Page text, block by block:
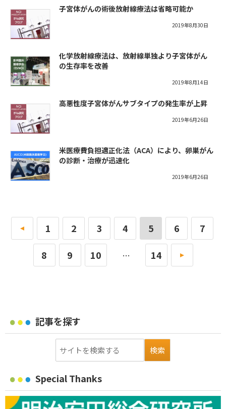
子宮体がんの術後放射線療法は省略可能か
2019年8月30日
化学放射線療法は、放射線単独より子宮体がん
の生存率を改善
2019年8月14日
高悪性度子宮体がんサブタイプの発生率が上昇
2019年6月26日
米医療費負担適正化法（ACA）により、卵巣がん
の診断・治療が迅速化
2019年6月26日
« 1 2 3 4 5 6 7
8 9 10 … 14 »
記事を探す
Special Thanks